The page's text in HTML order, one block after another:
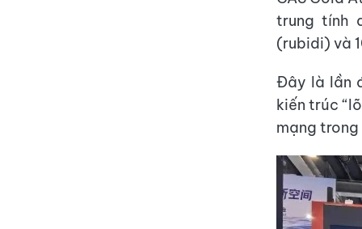
trung tính
(rubidi) và
Đây là lần
kiến ​​trúc
mạng